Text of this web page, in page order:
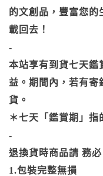
的文創品，豐富您的
載回去！
-
本站享有到貨七天鑑
益。期間內，若有寄
貨。
＊七天「鑑賞期」指
-
退換貨時商品請 務
1.包裝完整無損